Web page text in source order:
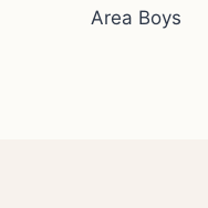
Area Boys